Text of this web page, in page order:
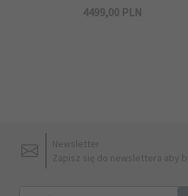
4499,00 PLN
Newsletter
Zapisz się do newslettera aby